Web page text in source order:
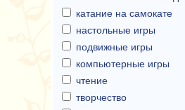
катание на самокате
настольные игры
подвижные игры
компьютерные игры
чтение
творчество